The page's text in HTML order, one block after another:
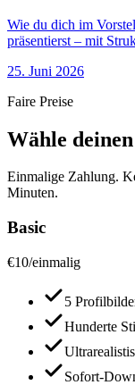
Wie du dich im
präsentierst – mit
25. Juni 2026
Faire Preise
Wähle
Einmalige Zahlung.
Minuten.
Basic
€10/einmalig
5
Hunderte
Sofort-